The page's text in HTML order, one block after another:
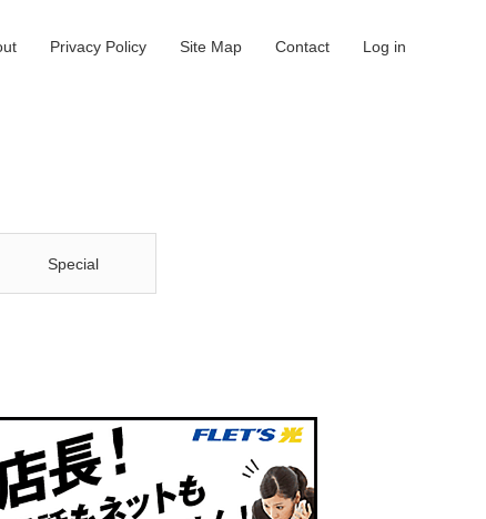
Special
Privacy Policy Site Map Contact Log in